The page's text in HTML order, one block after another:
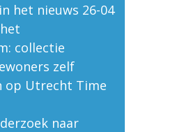
het nieuws 26-04
collectie
zelf
op Utrecht Time
naar